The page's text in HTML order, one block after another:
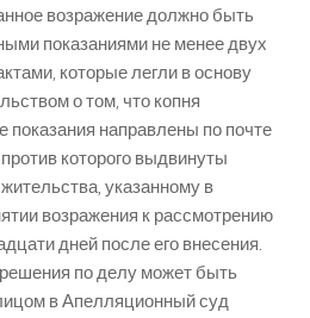
возражение должно быть
показаниями не менее двух
которые легли в основу
о том, что копня
показания направлены по почте
которого выдвинуты
указанному в
возражения к рассмотрению
дней после его внесения.
по делу может быть
в Апелляционный суд